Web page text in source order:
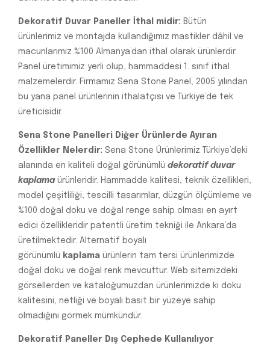
Dekoratif Duvar Paneller İthal midir: Bütün
ürünlerimiz ve montajda kullandığımız mastikler dâhil ve
macunlarımız %100 Almanya’dan ithal olarak ürünlerdir.
Panel üretimimiz yerli olup, hammaddesi 1. sınıf ithal
malzemelerdir. Firmamız Sena Stone Panel, 2005 yılından
bu yana panel ürünlerinin ithalatçısı ve Türkiye’de tek
üreticisidir.
Sena Stone Panelleri Diğer Ürünlerde Ayıran
Özellikler Nelerdir: Sena Stone Ürünlerimiz Türkiye’deki
alanında en kaliteli doğal görünümlü dekoratif duvar
kaplamaürünleridir. Hammadde kalitesi, teknik özellikleri,
model çeşitliliği, tescilli tasarımlar, düzgün ölçümleme ve
%100 doğal doku ve doğal renge sahip olması en ayırt
edici özellikleridir patentli üretim tekniği ile Ankara’da
üretilmektedir. Alternatif boyalı
görünümlü kaplama ürünlerin tam tersi ürünlerimizde
doğal doku ve doğal renk mevcuttur. Web sitemizdeki
görsellerden ve kataloğumuzdan ürünlerimizde ki doku
kalitesini, netliği ve boyalı basit bir yüzeye sahip
olmadığını görmek mümkündür.
Dekoratif Paneller Dış Cephede Kullanılıyor